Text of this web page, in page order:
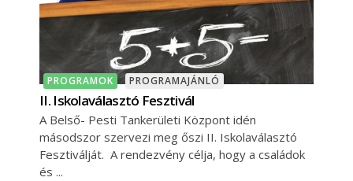
PROGRAMOK PROGRAMAJÁNLÓ
II. Iskolaválasztó Fesztivál
A Belső- Pesti Tankerületi Központ idén
másodszor szervezi meg őszi II. Iskolaválasztó
Fesztiválját. A rendezvény célja, hogy a családok
és